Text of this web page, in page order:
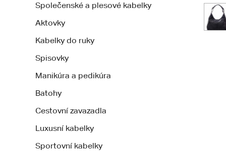
Společenské a plesové kabelky
Aktovky
Kabelky do ruky
Spisovky
Manikúra a pedikúra
Batohy
Cestovní zavazadla
Luxusní kabelky
Sportovní kabelky